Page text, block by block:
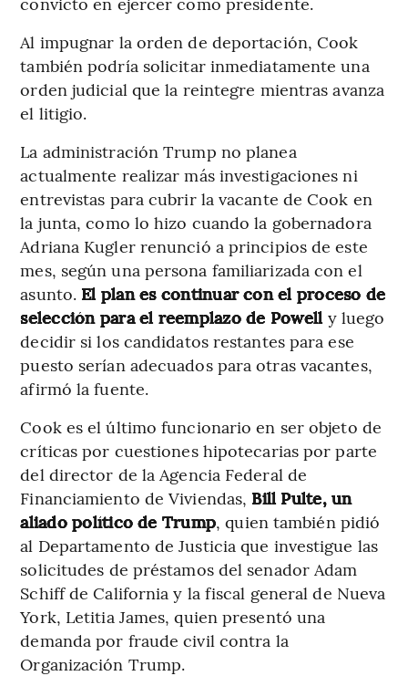
Al impugnar la orden de deportación, Cook
también podría solicitar inmediatamente una
orden judicial que la reintegre mientras avanza
el litigio.
La administración Trump no planea
actualmente realizar más investigaciones ni
entrevistas para cubrir la vacante de Cook en
la junta, como lo hizo cuando la gobernadora
Adriana Kugler renunció a principios de este
mes, según una persona familiarizada con el
asunto. El plan es continuar con el proceso de
selección para el reemplazo de Powell y luego
decidir si los candidatos restantes para ese
puesto serían adecuados para otras vacantes,
afirmó la fuente.
Cook es el último funcionario en ser objeto de
críticas por cuestiones hipotecarias por parte
del director de la Agencia Federal de
Financiamiento de Viviendas, Bill Pulte, un
aliado político de Trump, quien también pidió
al Departamento de Justicia que investigue las
solicitudes de préstamos del senador Adam
Schiff de California y la fiscal general de Nueva
York, Letitia James, quien presentó una
demanda por fraude civil contra la
Organización Trump.